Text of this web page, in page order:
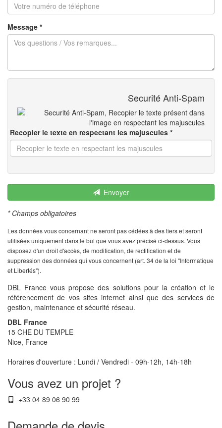
Message *
Securité Anti-Spam
Recopier le texte en respectant les majuscules *
Envoyer
* Champs obligatoires
Les données vous concernant ne seront pas cédées à des tiers et seront
utilisées uniquement dans le but que vous avez précisé ci-dessus. Vous
disposez d'un droit d'accès, de modification, de rectification et de
suppression des données qui vous concernent (art. 34 de la loi "Informatique
et Libertés").
DBL France vous propose des solutions pour la création et le
référencement de vos sites internet ainsi que des services de
gestion, maintenance et sécurité réseau.
DBL France
15 CHE DU TEMPLE
Nice, France
Horaires d'ouverture : Lundi / Vendredi - 09h-12h, 14h-18h
Vous avez un projet ?
+33 04 89 06 90 99